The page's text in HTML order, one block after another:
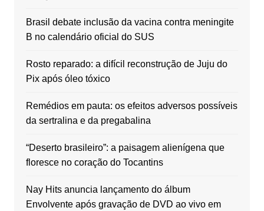
Brasil debate inclusão da vacina contra meningite
B no calendário oficial do SUS
Rosto reparado: a difícil reconstrução de Juju do
Pix após óleo tóxico
Remédios em pauta: os efeitos adversos possíveis
da sertralina e da pregabalina
“Deserto brasileiro”: a paisagem alienígena que
floresce no coração do Tocantins
Nay Hits anuncia lançamento do álbum
Envolvente após gravação de DVD ao vivo em